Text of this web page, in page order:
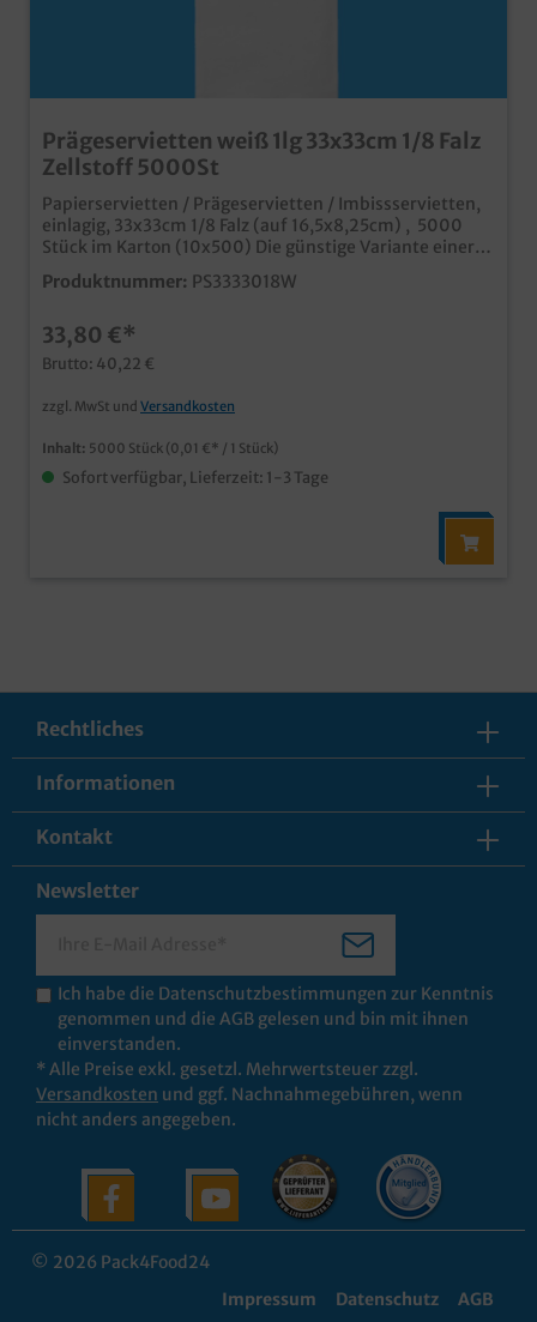
Prägeservietten weiß 1lg 33x33cm 1/8 Falz
Zellstoff 5000St
Papierservietten / Prägeservietten / Imbissservietten,
einlagig, 33x33cm 1/8 Falz (auf 16,5x8,25cm) , 5000
Stück im Karton (10x500) Die günstige Variante einer
Serviette im Imbissbereich, optimal für den
preisgünstigen Einsatz an Tankstellen,
individuell bedruckbar, fragen Sie unseren
Kundenservice
Produktnummer: PS3333018W
33,80 €*
Brutto: 40,22 €
zzgl. MwSt und Versandkosten
Inhalt: 5000 Stück (0,01 €* / 1 Stück)
Sofort verfügbar, Lieferzeit: 1-3 Tage
Rechtliches
Informationen
Kontakt
Newsletter
Ich habe die Datenschutzbestimmungen zur Kenntnis
genommen und die AGB gelesen und bin mit ihnen
einverstanden.
* Alle Preise exkl. gesetzl. Mehrwertsteuer zzgl.
Versandkosten und ggf. Nachnahmegebühren, wenn
nicht anders angegeben.
© 2026 Pack4Food24
Impressum
Datenschutz AGB